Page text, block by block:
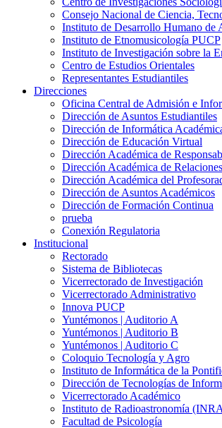
Consejo Nacional de Ciencia,
Instituto de Desarrollo Humano
Instituto de Etnomusicología PUCP
Instituto de Investigación sobre la
Centro de Estudios Orientales
Representantes Estudiantiles
Direcciones
Oficina Central de Admisión e
Dirección de Asuntos Estudiantiles
Dirección de Informática
Dirección de Educación Virtual
Dirección Académica de
Dirección Académica de
Dirección Académica del
Dirección de Asuntos Académicos
Dirección de Formación Continua
prueba
Conexión Regulatoria
Institucional
Rectorado
Sistema de Bibliotecas
Vicerrectorado de Investigación
Vicerrectorado Administrativo
Innova PUCP
Yuntémonos | Auditorio A
Yuntémonos | Auditorio B
Yuntémonos | Auditorio C
Coloquio Tecnología y Agro
Instituto de Informática de la
Dirección de Tecnologías de
Vicerrectorado Académico
Instituto de Radioastronomía
Facultad de Psicología